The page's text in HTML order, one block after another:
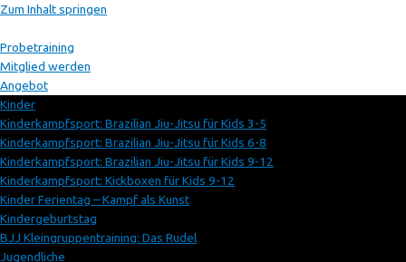
Zum Inhalt springen
Probetraining
Mitglied werden
Angebot
Kinder
Kinderkampfsport: Brazilian Jiu-Jitsu für Kids 3-5
Kinderkampfsport: Brazilian Jiu-Jitsu für Kids 6-8
Kinderkampfsport: Brazilian Jiu-Jitsu für Kids 9-12
Kinderkampfsport: Kickboxen für Kids 9-12
Kinder Ferientag – Kampf als Kunst
Kindergeburtstag
BJJ Kleingruppentraining: Das Rudel
Jugendliche